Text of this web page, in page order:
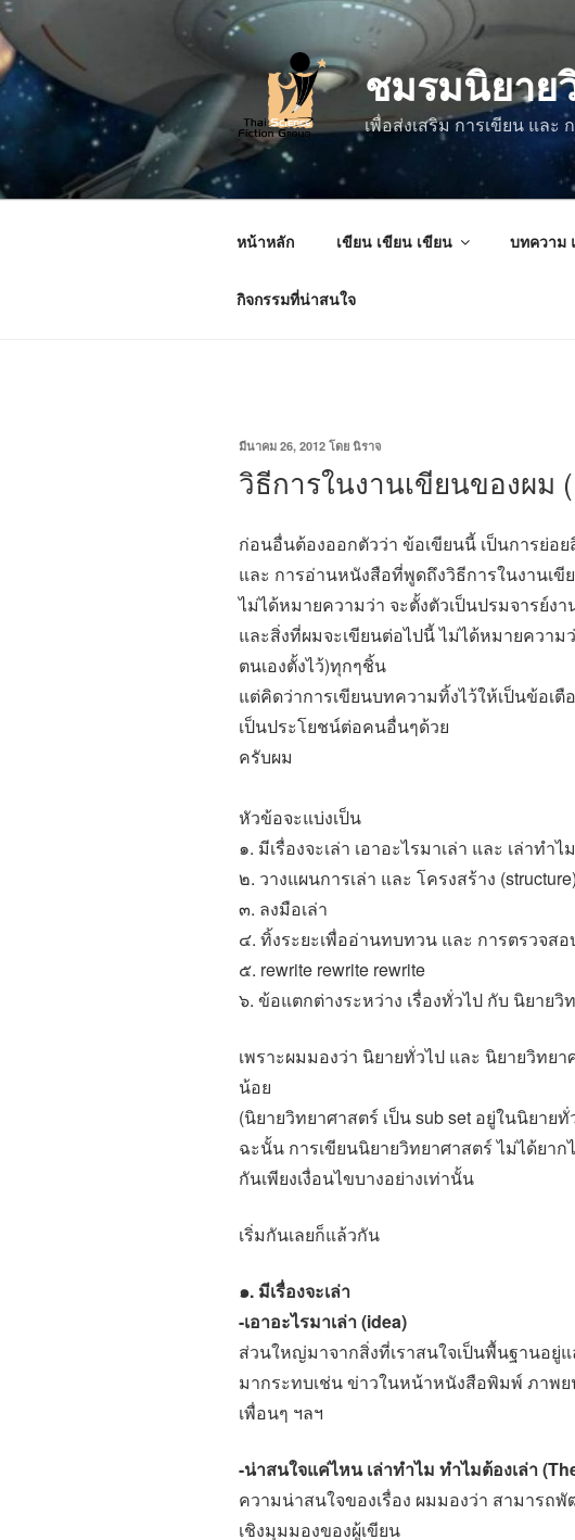
ข้าม
ไป
ยัง
บทความ
ชมรมนิยาย
เพื่อส่งเสริม การเขียน และ
หน้าหลัก เขียน เขียน เขียน บทความ
กิจกรรมที่น่าสนใจ
เขียน
ที่
มีนาคม 26, 2012 โดย นิราจ
วิธีการในงานเขียนของผม
ก่อนอื่นต้องออกตัวว่า ข้อเขียนนี้ เป็นการย่อ
และ การอ่านหนังสือที่พูดถึงวิธีการในงานเขี
ไม่ได้หมายความว่า จะตั้งตัวเป็นปรมจารย์ง
และสิ่งที่ผมจะเขียนต่อไปนี้ ไม่ได้หมายความ
ตนเองตั้งไว้)ทุกๆชิ้น
แต่คิดว่าการเขียนบทความทิ้งไว้ให้เป็นข้อเตื
เป็นประโยชน์ต่อคนอื่นๆด้วย
ครับผม
หัวข้อจะแบ่งเป็น
๑. มีเรื่องจะเล่า เอาอะไรมาเล่า และ เล่าทำไม
๒. วางแผนการเล่า และ โครงสร้าง (structure)
๓. ลงมือเล่า
๔. ทิ้งระยะเพื่ออ่านทบทวน และ การตรวจส
๕. rewrite rewrite rewrite
๖. ข้อแตกต่างระหว่าง เรื่องทั่วไป กับ นิยายวิ
เพราะผมมองว่า นิยายทั่วไป และ นิยายวิทย
น้อย
(นิยายวิทยาศาสตร์ เป็น sub set อยู่ในนิยายทั่
ฉะนั้น การเขียนนิยายวิทยาศาสตร์ ไม่ได้ยาก
กันเพียงเงื่อนไขบางอย่างเท่านั้น
เริ่มกันเลยก็แล้วกัน
๑. มีเรื่องจะเล่า
-เอาอะไรมาเล่า (idea)
ส่วนใหญ่มาจากสิ่งที่เราสนใจเป็นพื้นฐานอยู่
มากระทบเช่น ข่าวในหน้าหนังสือพิมพ์ ภาพ
เพื่อนๆ ฯลฯ
-น่าสนใจแค่ไหน เล่าทำไม ทำไมต้องเล่า
ความน่าสนใจของเรื่อง ผมมองว่า สามารถ
เชิงมุมมองของผู้เขียน